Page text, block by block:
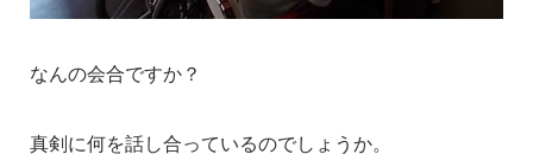
なんの会合ですか？
真剣に何を話し合っているのでしょうか。